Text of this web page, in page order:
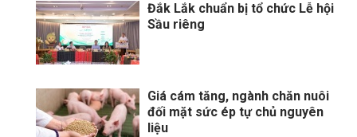
Đắk Lắk chuẩn bị tổ chức Lễ hội
Sầu riêng
Giá cám tăng, ngành chăn nuôi
đối mặt sức ép tự chủ nguyên
liệu